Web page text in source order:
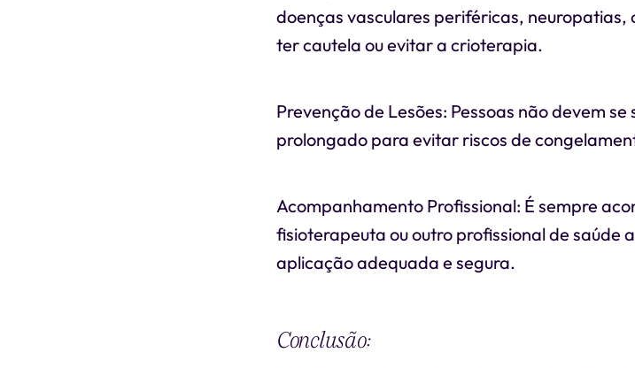
doenças vasculares periféricas, neuropatias,
ter cautela ou evitar a crioterapia.
Prevenção de Lesões: Pessoas não devem
prolongado para evitar riscos de
Acompanhamento Profissional: É sempre
fisioterapeuta ou outro profissional de
aplicação adequada e segura.
Conclusão: